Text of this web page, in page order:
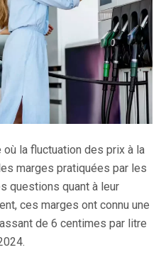
la fluctuation des prix à la
marges pratiquées par les
questions quant à leur
ces marges ont connu une
de 6 centimes par litre